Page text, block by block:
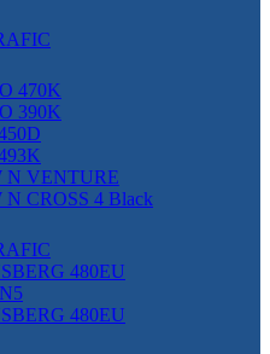
470K
390K
N VENTURE
CROSS 4 Black
480EU
480EU